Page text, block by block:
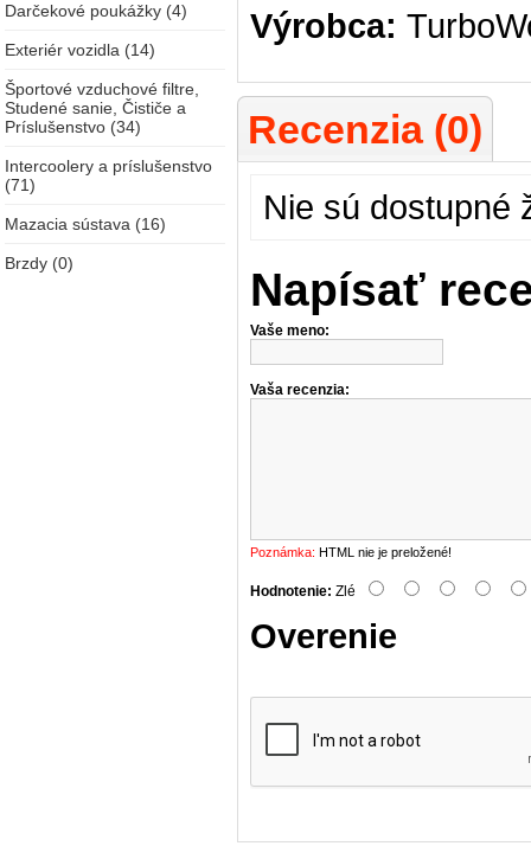
Darčekové poukážky (4)
Exteriér vozidla (14)
Športové vzduchové filtre,
Studené sanie, Čističe a
Príslušenstvo (34)
Intercoolery a príslušenstvo
(71)
Mazacia sústava (16)
Brzdy (0)
Výrobca:
Recenzia (0)
Nie sú dostupné
Napísať
Vaše meno:
Vaša recenzia:
Poznámka: HTML nie je preložené!
Hodnotenie: Zlé
Overenie